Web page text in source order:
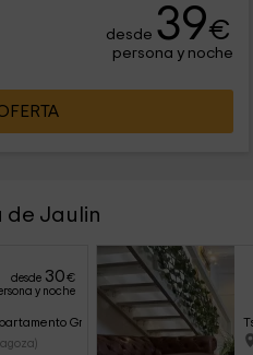
desde 39€
persona y noche
de Jaulin
desde 30€
y noche
Grimaldi